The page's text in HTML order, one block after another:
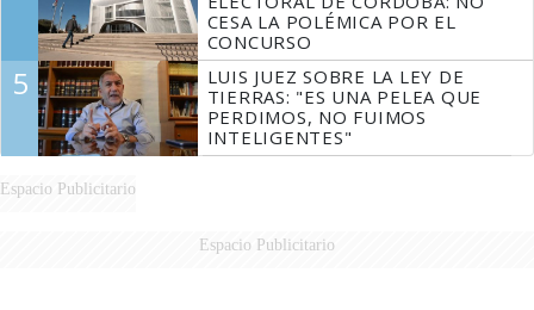
CESA LA POLÉMICA POR EL
CONCURSO
5
LUIS JUEZ SOBRE LA LEY DE
TIERRAS: "ES UNA PELEA QUE
PERDIMOS, NO FUIMOS
INTELIGENTES"
Espacio Publicitario
Espacio Publicitario